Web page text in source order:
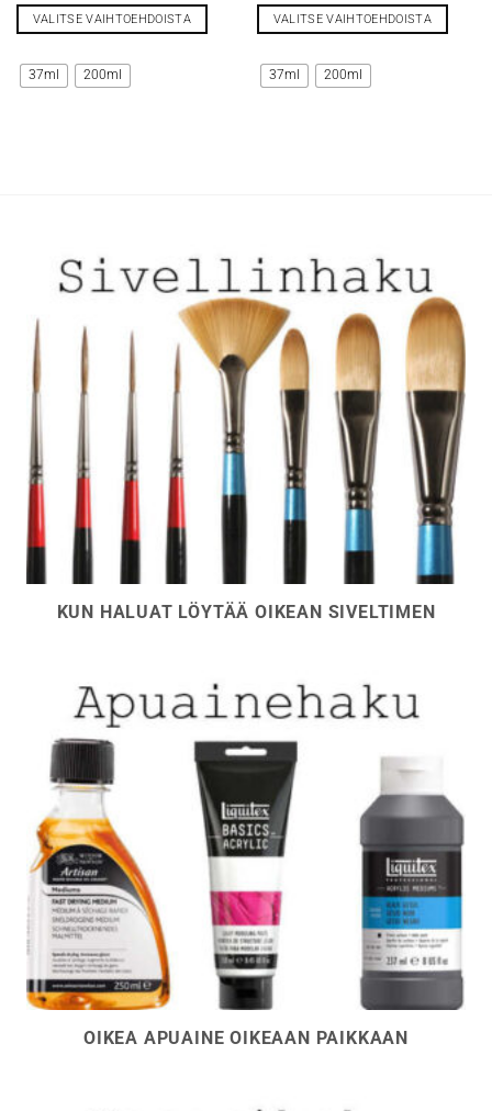
VALITSE VAIHTOEHDOISTA
tuotteella
on
37ml 200ml
VALITSE VAIHTOEHDOISTA
tuotteella
on
37ml 200ml
KUN HALUAT LÖYTÄÄ OIKEAN SIVELTIMEN
OIKEA APUAINE OIKEAAN PAIKKAAN